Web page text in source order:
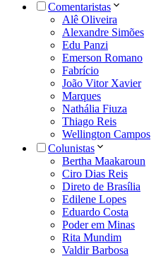
Comentaristas
Alê Oliveira
Alexandre Simões
Edu Panzi
Emerson Romano
Fabrício
João Vitor Xavier
Marques
Nathália Fiuza
Thiago Reis
Wellington Campos
Colunistas
Bertha Maakaroun
Ciro Dias Reis
Direto de Brasília
Edilene Lopes
Eduardo Costa
Poder em Minas
Rita Mundim
Valdir Barbosa